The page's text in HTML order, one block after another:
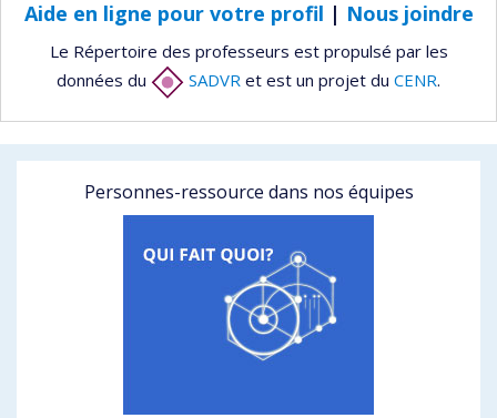
Aide en ligne pour votre profil | Nous joindre
Le Répertoire des professeurs est propulsé par les
données du
SADVR et est un projet du CENR.
Personnes-ressource dans nos équipes